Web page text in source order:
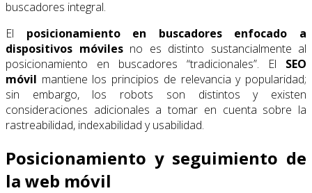
buscadores integral.
El posicionamiento en buscadores enfocado a
dispositivos móvilesno es distinto sustancialmente al
posicionamiento en buscadores “tradicionales”. El SEO
móvil mantiene los principios de relevancia y popularidad;
sin embargo, los robots son distintos y existen
consideraciones adicionales a tomar en cuenta sobre la
rastreabilidad, indexabilidad y usabilidad.
Posicionamiento y seguimiento de
la web móvil